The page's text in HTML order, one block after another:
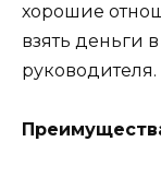
хорошие
взять деньги
руководителя.